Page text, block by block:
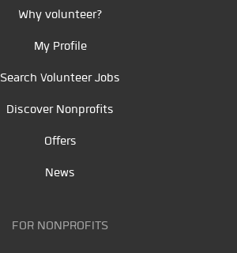
Why volunteer?
My Profile
Search Volunteer Jobs
Discover Nonprofits
Offers
News
FOR NONPROFITS